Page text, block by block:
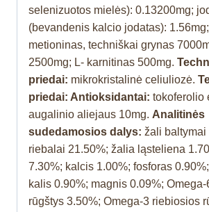
selenizuotos mielės): 0.13200mg;
(bevandenis kalcio jodatas):
metioninas, techniškai grynas
2500mg; L- karnitinas 500mg.
priedai: mikrokristalinė celiuliozė.
priedai: Antioksidantai: tokoferolio
augalinio aliejaus 10mg. Analitinės
sudedamosios dalys: žali baltymai
riebalai 21.50%; žalia ląsteliena
7.30%; kalcis 1.00%; fosforas
kalis 0.90%; magnis 0.09%;
rūgštys 3.50%; Omega-3 riebiosios